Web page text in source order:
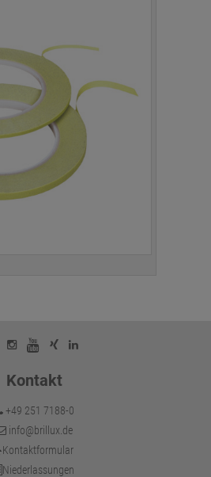
Kontakt
+49 251 7188-0
info@brillux.de
Kontaktformular
Niederlassungen